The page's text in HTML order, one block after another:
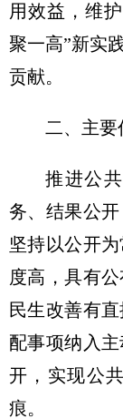
用效益，维
聚一高”新实
贡献。
二、主要
推进公
务、结果公
坚持以公开
度高，具有
民生改善有
配事项纳入
开，实现公
痕。